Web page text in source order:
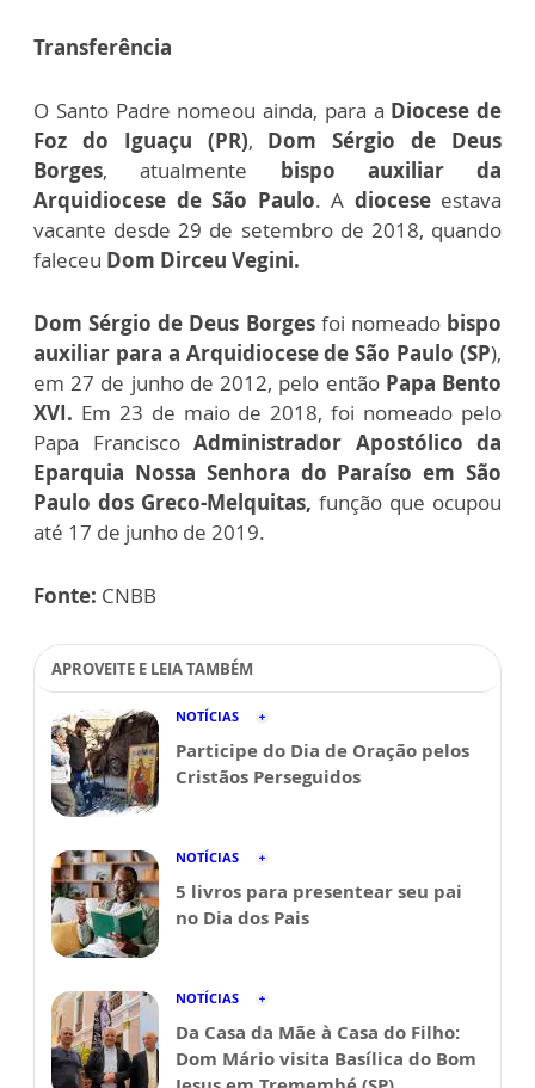
Transferência
O Santo Padre nomeou ainda, para a Diocese de
Foz do Iguaçu (PR), Dom Sérgio de Deus
Borges, atualmente bispo auxiliar da
Arquidiocese de São Paulo. A diocese estava
vacante desde 29 de setembro de 2018, quando
faleceu Dom Dirceu Vegini.
Dom Sérgio de Deus Borgesfoi nomeado bispo
auxiliar para a Arquidiocese de São Paulo (SP),
em 27 de junho de 2012, pelo então Papa Bento
XVI. Em 23 de maio de 2018, foi nomeado pelo
Papa Francisco Administrador Apostólico da
Eparquia Nossa Senhora do Paraíso em São
Paulo dos Greco-Melquitas, função que ocupou
até 17 de junho de 2019.
Fonte: CNBB
APROVEITE E LEIA TAMBÉM
NOTÍCIAS
Participe do Dia de Oração pelos
Cristãos Perseguidos
NOTÍCIAS
5 livros para presentear seu pai
no Dia dos Pais
NOTÍCIAS
Da Casa da Mãe à Casa do Filho:
Dom Mário visita Basílica do Bom